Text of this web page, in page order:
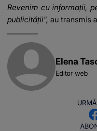
Revenim cu informații,
publicității", au transmis
Elena
Editor web